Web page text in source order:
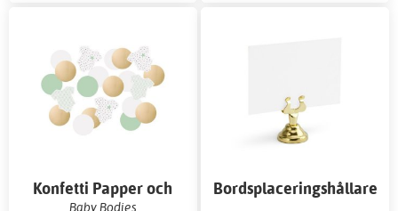
Konfetti Papper och
Baby Bodies
Bordsplaceringshållare